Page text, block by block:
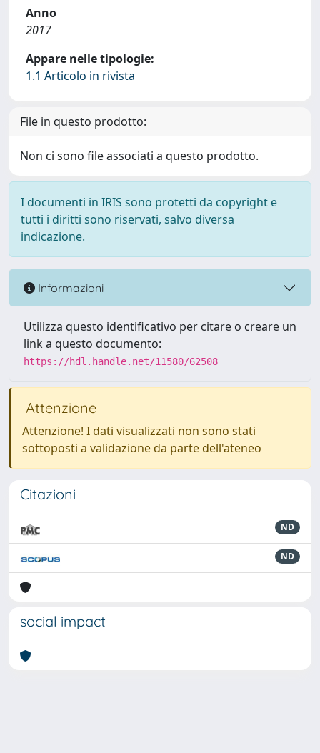
Anno
2017
Appare nelle tipologie:
1.1 Articolo in rivista
File in questo prodotto:
Non ci sono file associati a questo prodotto.
I documenti in IRIS sono protetti da copyright e
tutti i diritti sono riservati, salvo diversa
indicazione.
Informazioni
Utilizza questo identificativo per citare o creare un
link a questo documento:
https://hdl.handle.net/11580/62508
Attenzione
Attenzione! I dati visualizzati non sono stati
sottoposti a validazione da parte dell'ateneo
Citazioni
ND
ND
social impact